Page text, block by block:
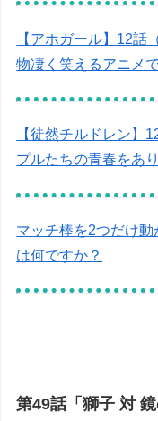
【アホガール】12話
物凄く笑えるアニメ
【徒然チルドレン】
プルたちの青春をあ
マッチ棒を2つだけ
は何ですか？
第49話「獅子 対 鏡